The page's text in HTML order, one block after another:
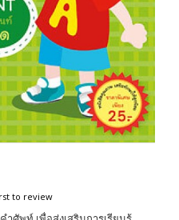
to review